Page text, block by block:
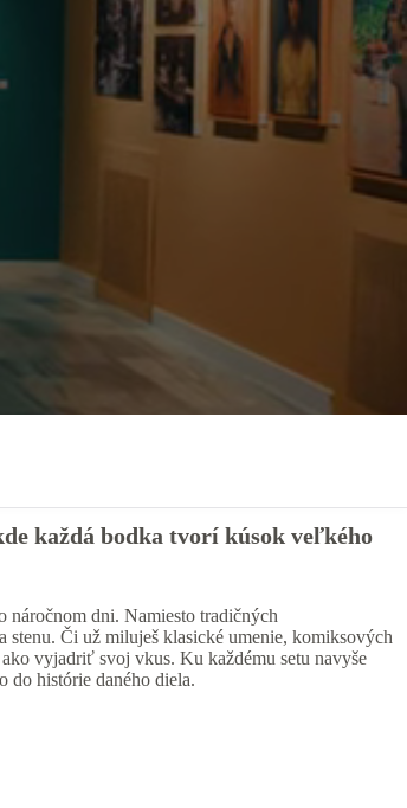
každá bodka tvorí kúsok veľkého
dni. Namiesto tradičných
stenu. Či už miluješ klasické umenie, komiksových
vyjadriť svoj vkus. Ku každému setu navyše
do histórie daného diela.⁠